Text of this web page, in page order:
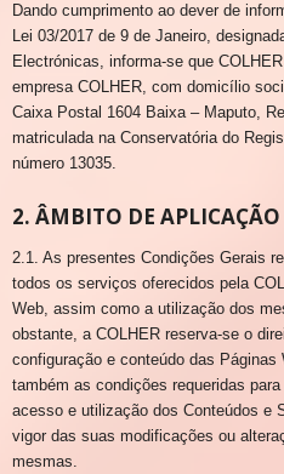
Dando cumprimento ao dever de
Lei 03/2017 de 9 de Janeiro,
Electrónicas, informa-se que
empresa COLHER, com domicílio
Caixa Postal 1604 Baixa – Maputo,
matriculada na Conservatória do
número 13035.
2. ÂMBITO DE APLICAÇÃO
2.1. As presentes Condições Gerais
todos os serviços oferecidos pela
Web, assim como a utilização dos
obstante, a COLHER reserva-se o
configuração e conteúdo das
também as condições requeridas
acesso e utilização dos Conteúdos e
vigor das suas modificações ou
mesmas.